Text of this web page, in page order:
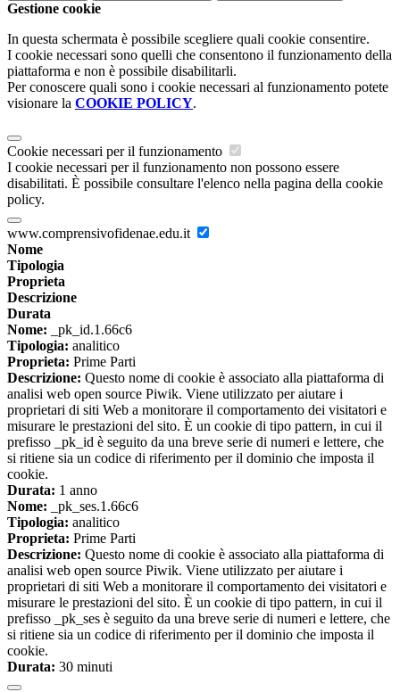
Gestione cookie
In questa schermata è possibile scegliere quali cookie consentire.
I cookie necessari sono quelli che consentono il funzionamento della
piattaforma e non è possibile disabilitarli.
Per conoscere quali sono i cookie necessari al funzionamento potete
visionare la COOKIE POLICY.
Cookie necessari per il funzionamento
I cookie necessari per il funzionamento non possono essere
disabilitati. È possibile consultare l'elenco nella pagina della cookie
policy.
www.comprensivofidenae.edu.it
Nome
Tipologia
Proprieta
Descrizione
Durata
Nome: _pk_id.1.66c6
Tipologia: analitico
Proprieta: Prime Parti
Descrizione: Questo nome di cookie è associato alla piattaforma di
analisi web open source Piwik. Viene utilizzato per aiutare i
proprietari di siti Web a monitorare il comportamento dei visitatori e
misurare le prestazioni del sito. È un cookie di tipo pattern, in cui il
prefisso _pk_id è seguito da una breve serie di numeri e lettere, che
si ritiene sia un codice di riferimento per il dominio che imposta il
cookie.
Durata: 1 anno
Nome: _pk_ses.1.66c6
Tipologia: analitico
Proprieta: Prime Parti
Descrizione: Questo nome di cookie è associato alla piattaforma di
analisi web open source Piwik. Viene utilizzato per aiutare i
proprietari di siti Web a monitorare il comportamento dei visitatori e
misurare le prestazioni del sito. È un cookie di tipo pattern, in cui il
prefisso _pk_ses è seguito da una breve serie di numeri e lettere, che
si ritiene sia un codice di riferimento per il dominio che imposta il
cookie.
Durata: 30 minuti